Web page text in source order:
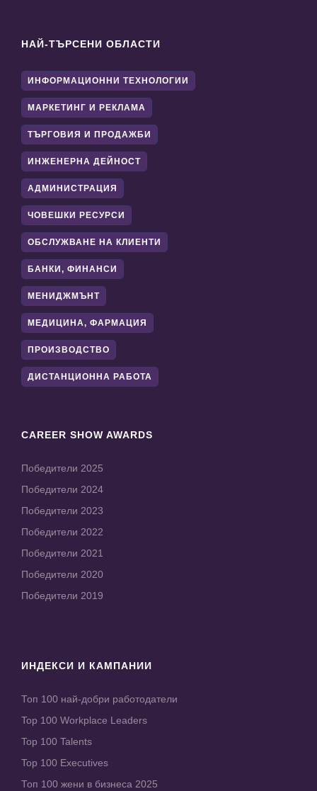
НАЙ-ТЪРСЕНИ ОБЛАСТИ
ИНФОРМАЦИОННИ ТЕХНОЛОГИИ
МАРКЕТИНГ И РЕКЛАМА
ТЪРГОВИЯ И ПРОДАЖБИ
ИНЖЕНЕРНА ДЕЙНОСТ
АДМИНИСТРАЦИЯ
ЧОВЕШКИ РЕСУРСИ
ОБСЛУЖВАНЕ НА КЛИЕНТИ
БАНКИ, ФИНАНСИ
МЕНИДЖМЪНТ
МЕДИЦИНА, ФАРМАЦИЯ
ПРОИЗВОДСТВО
ДИСТАНЦИОННА РАБОТА
CAREER SHOW AWARDS
Победители 2025
Победители 2024
Победители 2023
Победители 2022
Победители 2021
Победители 2020
Победители 2019
ИНДЕКСИ И КАМПАНИИ
Топ 100 най-добри работодатели
Top 100 Workplace Leaders
Top 100 Talents
Top 100 Executives
Топ 100 жени в бизнеса 2025